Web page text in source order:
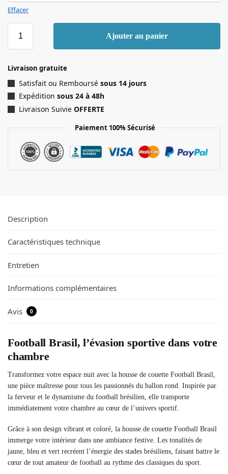
Effacer
Ajouter au panier
Livraison gratuite
Satisfait ou Remboursé sous 14 jours
Expédition sous 24 à 48h
Livraison Suivie OFFERTE
Paiement 100% Sécurisé
Description
Caractéristiques technique
Entretien
Informations complémentaires
Avis 0
Football Brasil, l’évasion sportive dans votre
chambre
Transformez votre espace nuit avec la housse de couette Football Brasil,
une pièce maîtresse pour tous les passionnés du ballon rond. Inspirée par
la ferveur et le dynamisme du football brésilien, elle transporte
immédiatement votre chambre au cœur de l’univers sportif.
Grâce à son design vibrant et coloré, la housse de couette Football Brasil
immerge votre intérieur dans une ambiance festive. Les tonalités de
jaune, bleu et vert recréent l’énergie des stades brésiliens, faisant battre le
cœur de tout amateur de football au rythme des classiques du sport.